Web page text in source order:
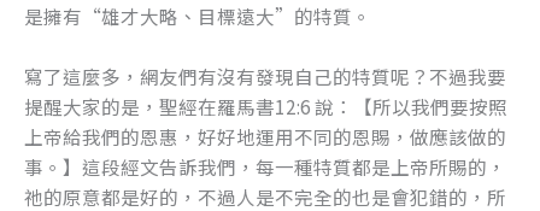
是擁有“雄才大略、目標遠大”的特質。
寫了這麼多，網友們有沒有發現自己的特質呢？不過我要
提醒大家的是，聖經在羅馬書12:6 說：【所以我們要按照
上帝給我們的恩惠，好好地運用不同的恩賜，做應該做的
事。】這段經文告訴我們，每一種特質都是上帝所賜的，
祂的原意都是好的，不過人是不完全的也是會犯錯的，所